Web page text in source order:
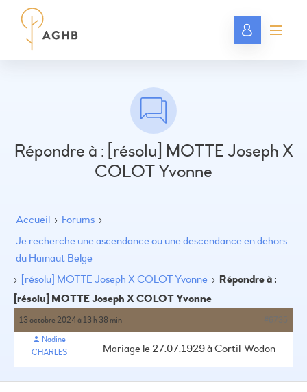
Répondre à : [résolu] MOTTE Joseph X
COLOT Yvonne
Accueil › Forums ›
Je recherche une ascendance ou une descendance en dehors
du Hainaut Belge
›
[résolu] MOTTE Joseph X COLOT Yvonne › Répondre à :
[résolu] MOTTE Joseph X COLOT Yvonne
13 octobre 2024 à 13 h 38 min
Nadine
CHARLES
Mariage le 27.07.1929 à Cortil-Wodon